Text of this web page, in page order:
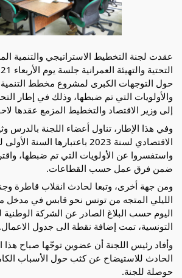
عقدت لجنة التخطيط الاستراتيجي والتنمية
والأولويات التي تم ضبطها، وذلك في إطار
إلى وزير الاقتصاد والتخطيط المزمع عقدها
وفي هذا الإطار، تناول أعضاء اللجنة بالدرس
الاقتصادي لسنة 2023 باعتبارها
واستفسروا عن الأولويات التي تم ضبطها،
ضمن فرق عمل حسب القطاعات.
الليلي المتجه من تونس نحو قابس في
اليوم حسب البلاغ الصادر عن الشركة الوطنية
التونسية، تمت إضافة نقطة الى جدول الاعمال.
وأفاد رئيس اللجنة أن عضوين توجّها صباح هذا
الحادث للاستيضاح عن كثب حول الأسباب
حوصلة للجنة.